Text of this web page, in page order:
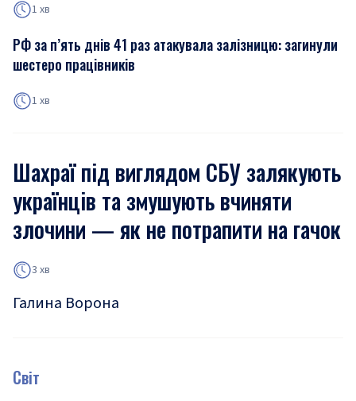
1 хв
РФ за п’ять днів 41 раз атакувала залізницю: загинули
шестеро працівників
1 хв
Шахраї під виглядом СБУ залякують
українців та змушують вчиняти
злочини — як не потрапити на гачок
3 хв
Галина Ворона
Світ